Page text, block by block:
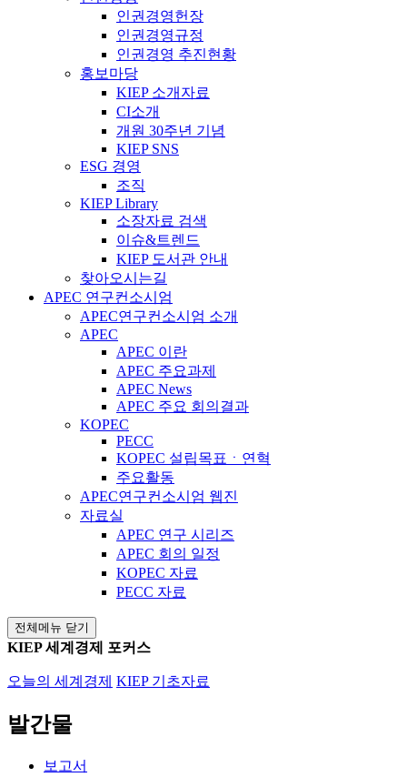
인권경영헌장
인권경영규정
인권경영 추진현황
홍보마당
KIEP 소개자료
CI소개
개원 30주년 기념
KIEP SNS
ESG 경영
조직
KIEP Library
소장자료 검색
이슈&트렌드
KIEP 도서관 안내
찾아오시는길
APEC 연구컨소시엄
APEC연구컨소시엄 소개
APEC
APEC 이란
APEC 주요과제
APEC News
APEC 주요 회의결과
KOPEC
PECC
KOPEC 설립목표ㆍ연혁
주요활동
APEC연구컨소시엄 웹진
자료실
APEC 연구 시리즈
APEC 회의 일정
KOPEC 자료
PECC 자료
전체메뉴 닫기
KIEP 세계경제 포커스
오늘의 세계경제 KIEP 기초자료
발간물
보고서